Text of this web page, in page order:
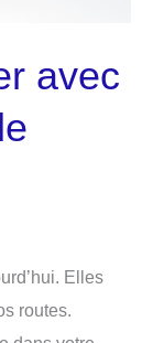
avec
Elles
routes.